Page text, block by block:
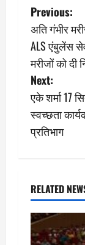
P
o
s
t
n
a
i
g
Previous:
अति गंभीर
ALS एंबुलेंस
मरीजों को दी
Next:
एके शर्मा 17
स्वच्छता
प्रतिभाग
RELATED